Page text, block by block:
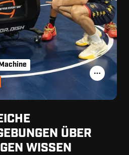
ÜBER
WISSEN